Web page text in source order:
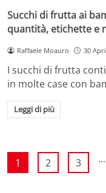
Succhi di frutta ai
quantità, etichette e
Raffaele Moauro 30
I succhi di frutta
in molte case con
Leggi di più
1 2 3 ...